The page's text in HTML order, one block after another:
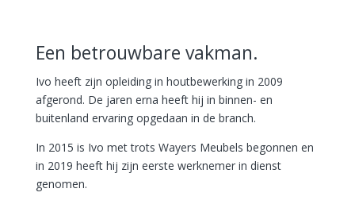
Een betrouwbare vakman.
Ivo heeft zijn opleiding in houtbewerking in 2009
afgerond. De jaren erna heeft hij in binnen- en
buitenland ervaring opgedaan in de branch.
In 2015 is Ivo met trots Wayers Meubels begonnen en
in 2019 heeft hij zijn eerste werknemer in dienst
genomen.